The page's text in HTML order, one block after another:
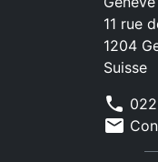
11 rue
1204
Suisse
phone
mail